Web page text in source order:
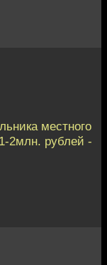
местного
2млн. рублей -